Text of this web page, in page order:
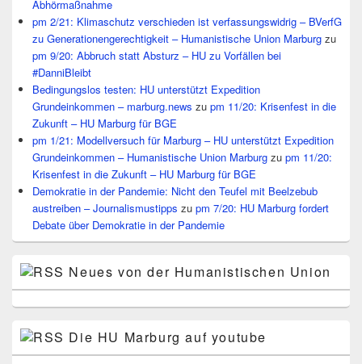
Abhörmaßnahme
pm 2/21: Klimaschutz verschieden ist verfassungswidrig – BVerfG
zu Generationengerechtigkeit – Humanistische Union Marburg zu
pm 9/20: Abbruch statt Absturz – HU zu Vorfällen bei
#DanniBleibt
Bedingungslos testen: HU unterstützt Expedition
Grundeinkommen – marburg.news zu pm 11/20: Krisenfest in die
Zukunft – HU Marburg für BGE
pm 1/21: Modellversuch für Marburg – HU unterstützt Expedition
Grundeinkommen – Humanistische Union Marburg zu pm 11/20:
Krisenfest in die Zukunft – HU Marburg für BGE
Demokratie in der Pandemie: Nicht den Teufel mit Beelzebub
austreiben – Journalismustipps zu pm 7/20: HU Marburg fordert
Debate über Demokratie in der Pandemie
Neues von der Humanistischen Union
Die HU Marburg auf youtube